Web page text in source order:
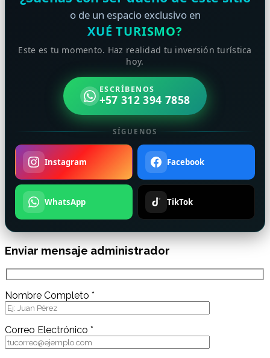
o de un espacio exclusivo en
XUÉ TURISMO?
Este es tu momento. Haz realidad tu inversión turística
hoy.
ESCRÍBENOS
+57 312 394 7858
SÍGUENOS
Instagram Facebook
WhatsApp TikTok
Enviar mensaje administrador
Nombre Completo *
Correo Electrónico *